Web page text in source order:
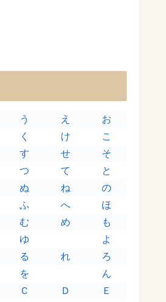
う え
お
く け
こ
す せ
そ
つ て
と
ぬ ね
の
ふ へ
ほ
む め
も
ゆ
よ
る れ
ろ
を
ん
Ｃ Ｄ
Ｅ